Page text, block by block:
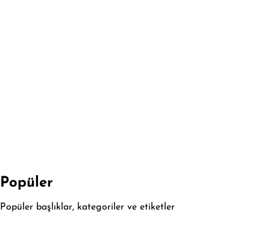
Popüler
Popüler başlıklar, kategoriler ve etiketler